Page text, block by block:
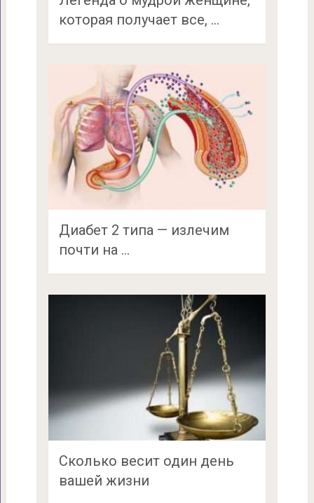
которая получает все, …
Диабет 2 типа — излечим
почти на …
Сколько весит один день
вашей жизни